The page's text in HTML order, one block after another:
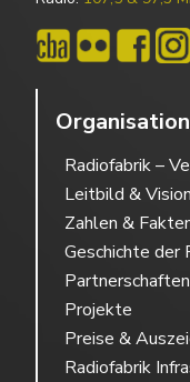
Organisation
Radiofabrik –
Leitbild & Vision
Zahlen &
Geschichte der
Projekte
Preise &
Radiofabrik